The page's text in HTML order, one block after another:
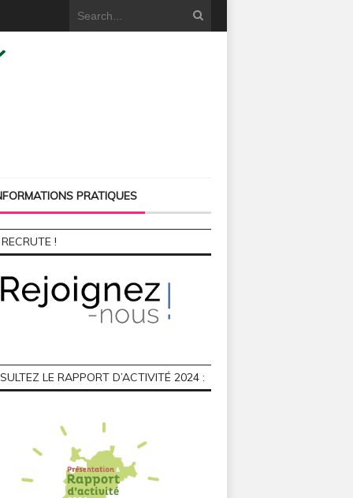
PRATIQUES
!
LE RAPPORT D’ACTIVITÉ 2024 :